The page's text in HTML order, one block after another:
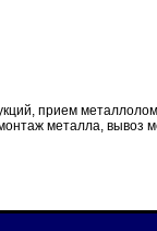
прием
металла, вывоз